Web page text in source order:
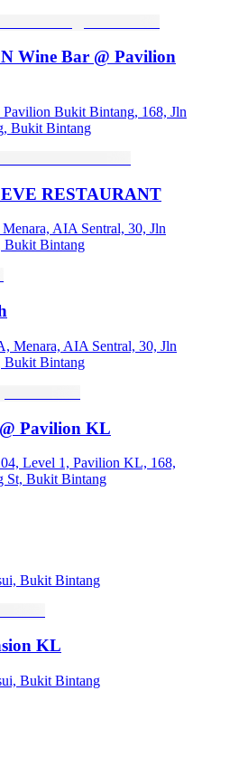
Wine Bar @ Pavilion
Bukit Bintang, 168, Jln
Bukit Bintang
RESTAURANT
AIA Sentral, 30, Jln
Bukit Bintang
Menara, AIA Sentral, 30, Jln
Bukit Bintang
Pavilion KL
Level 1, Pavilion KL, 168,
St, Bukit Bintang
Bukit Bintang
KL
Bukit Bintang